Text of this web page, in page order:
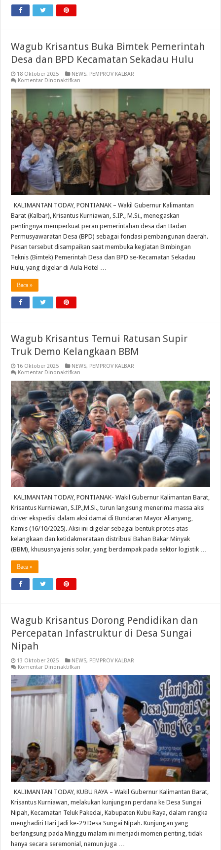
Wagub Krisantus Buka Bimtek Pemerintah
Desa dan BPD Kecamatan Sekadau Hulu
18 Oktober 2025 NEWS, PEMPROV KALBAR
Komentar Dinonaktifkan
Krisantus
Pemerintah
Desa
dan
BPD
Kecamatan
Sekadau
Hulu
KALIMANTAN TODAY, PONTIANAK – Wakil Gubernur Kalimantan
Barat (Kalbar), Krisantus Kurniawan, S.IP., M.Si., menegaskan
pentingnya memperkuat peran pemerintahan desa dan Badan
Permusyawaratan Desa (BPD) sebagai fondasi pembangunan daerah.
Pesan tersebut disampaikan saat membuka kegiatan Bimbingan
Teknis (Bimtek) Pemerintah Desa dan BPD se-Kecamatan Sekadau
Hulu, yang digelar di Aula Hotel …
Baca »
Wagub Krisantus Temui Ratusan Supir
Truk Demo Kelangkaan BBM
16 Oktober 2025 NEWS, PEMPROV KALBAR
Komentar Dinonaktifkan
Krisantus
Temui
Ratusan
Supir
Truk
Demo
Kelangkaan
BBM
KALIMANTAN TODAY, PONTIANAK- Wakil Gubernur Kalimantan Barat,
Krisantus Kurniawan, S.IP.,M.Si., turun langsung menerima massa aksi
driver ekspedisi dalam aksi damai di Bundaran Mayor Alianyang,
Kamis (16/10/2025). Aksi ini digelar sebagai bentuk protes atas
kelangkaan dan ketidakmerataan distribusi Bahan Bakar Minyak
(BBM), khususnya jenis solar, yang berdampak pada sektor logistik …
Baca »
Wagub Krisantus Dorong Pendidikan dan
Percepatan Infastruktur di Desa Sungai
Nipah
13 Oktober 2025 NEWS, PEMPROV KALBAR
Komentar Dinonaktifkan
Krisantus
Dorong
Pendidikan
dan
Percepatan
Infastruktur
Desa
Sungai
Nipah
KALIMANTAN TODAY, KUBU RAYA – Wakil Gubernur Kalimantan Barat,
Krisantus Kurniawan, melakukan kunjungan perdana ke Desa Sungai
Nipah, Kecamatan Teluk Pakedai, Kabupaten Kubu Raya, dalam rangka
menghadiri Hari Jadi ke-29 Desa Sungai Nipah. Kunjungan yang
berlangsung pada Minggu malam ini menjadi momen penting, tidak
hanya secara seremonial, namun juga …